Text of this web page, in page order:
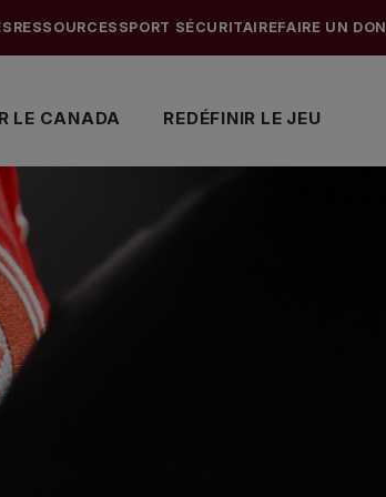
LE CANADA REDÉFINIR LE JEU
RESSOURCES SPORT SÉCURITAIREFAIRE UN DON